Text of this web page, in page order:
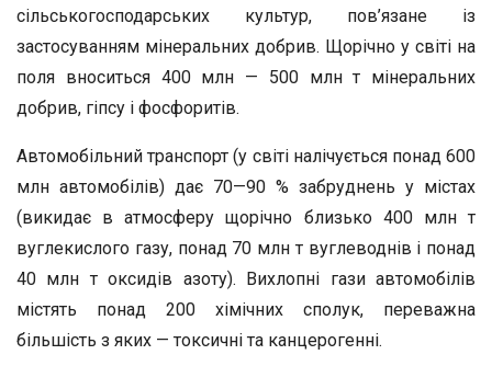
сільськогосподарських культур, пов’язане із
застосуванням мінеральних добрив. Щорічно у світі на
поля вноситься 400 млн — 500 млн т мінеральних
добрив, гіпсу і фосфоритів.
Автомобільний транспорт (у світі налічується понад 600
млн автомобілів) дає 70—90 % забруднень у містах
(викидає в атмосферу щорічно близько 400 млн т
вуглекислого газу, понад 70 млн т вуглеводнів і понад
40 млн т оксидів азоту). Вихлопні гази автомобілів
містять понад 200 хімічних сполук, переважна
більшість з яких — токсичні та канцерогенні.